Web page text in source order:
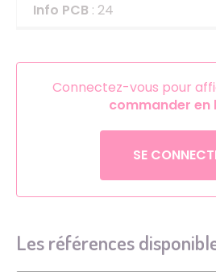
Info PCB : 24
Connectez-vous pour
commander en
SE
Les références